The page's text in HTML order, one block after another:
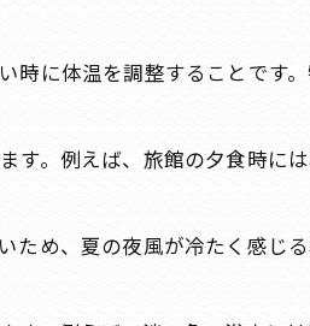
時に体温を調整することです
す。例えば、旅館の夕食時に
ため、夏の夜風が冷たく感じ